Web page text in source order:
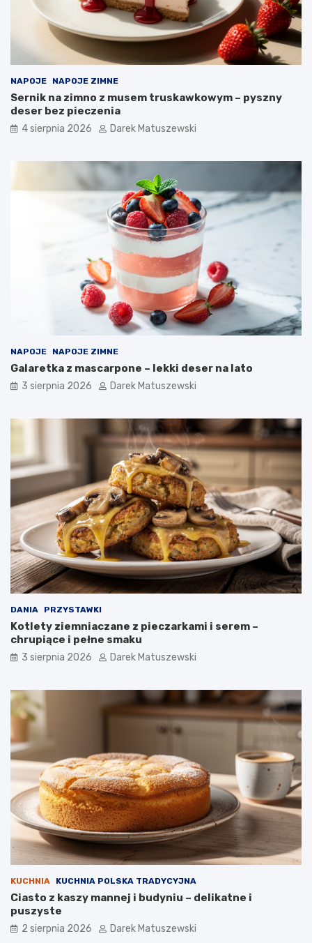
NAPOJE NAPOJE ZIMNE
Sernik na zimno z musem truskawkowym – pyszny
deser bez pieczenia
4 sierpnia 2026 Darek Matuszewski
NAPOJE NAPOJE ZIMNE
Galaretka z mascarpone – lekki deser na lato
3 sierpnia 2026 Darek Matuszewski
DANIA PRZYSTAWKI
Kotlety ziemniaczane z pieczarkami i serem –
chrupiące i pełne smaku
3 sierpnia 2026 Darek Matuszewski
KUCHNIA KUCHNIA POLSKA TRADYCYJNA
Ciasto z kaszy mannej i budyniu – delikatne i
puszyste
2 sierpnia 2026 Darek Matuszewski